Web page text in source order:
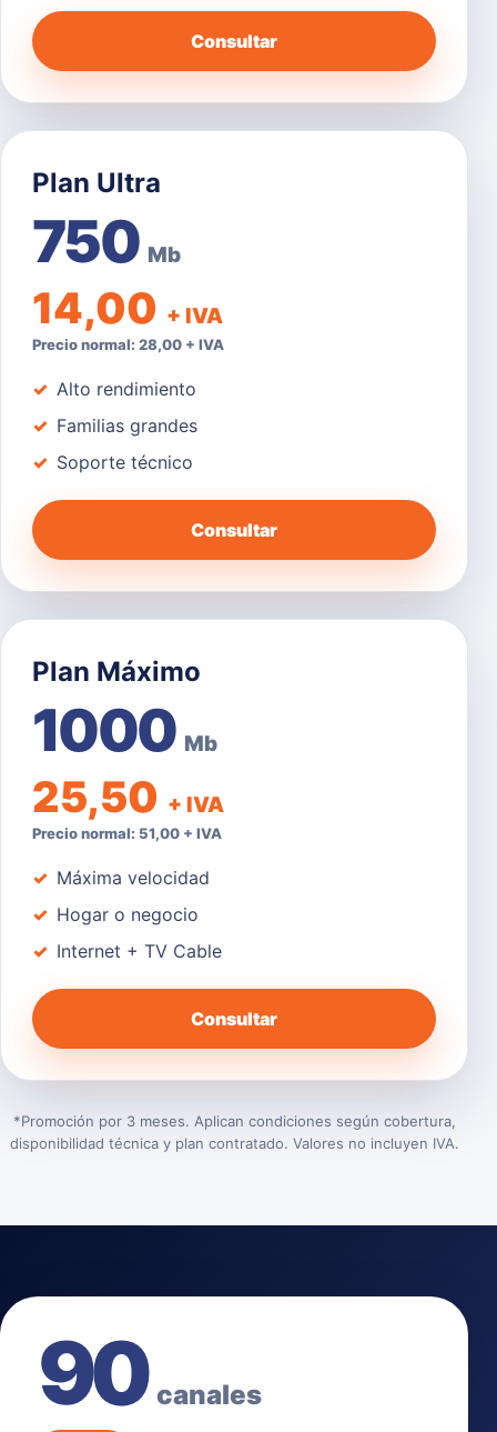
Consultar
Plan Ultra
750 Mb
14,00 + IVA
Precio normal: 28,00 + IVA
Alto rendimiento
Familias grandes
Soporte técnico
Consultar
Plan Máximo
1000 Mb
25,50 + IVA
Precio normal: 51,00 + IVA
Máxima velocidad
Hogar o negocio
Internet + TV Cable
Consultar
*Promoción por 3 meses. Aplican condiciones según cobertura,
disponibilidad técnica y plan contratado. Valores no incluyen IVA.
90canales